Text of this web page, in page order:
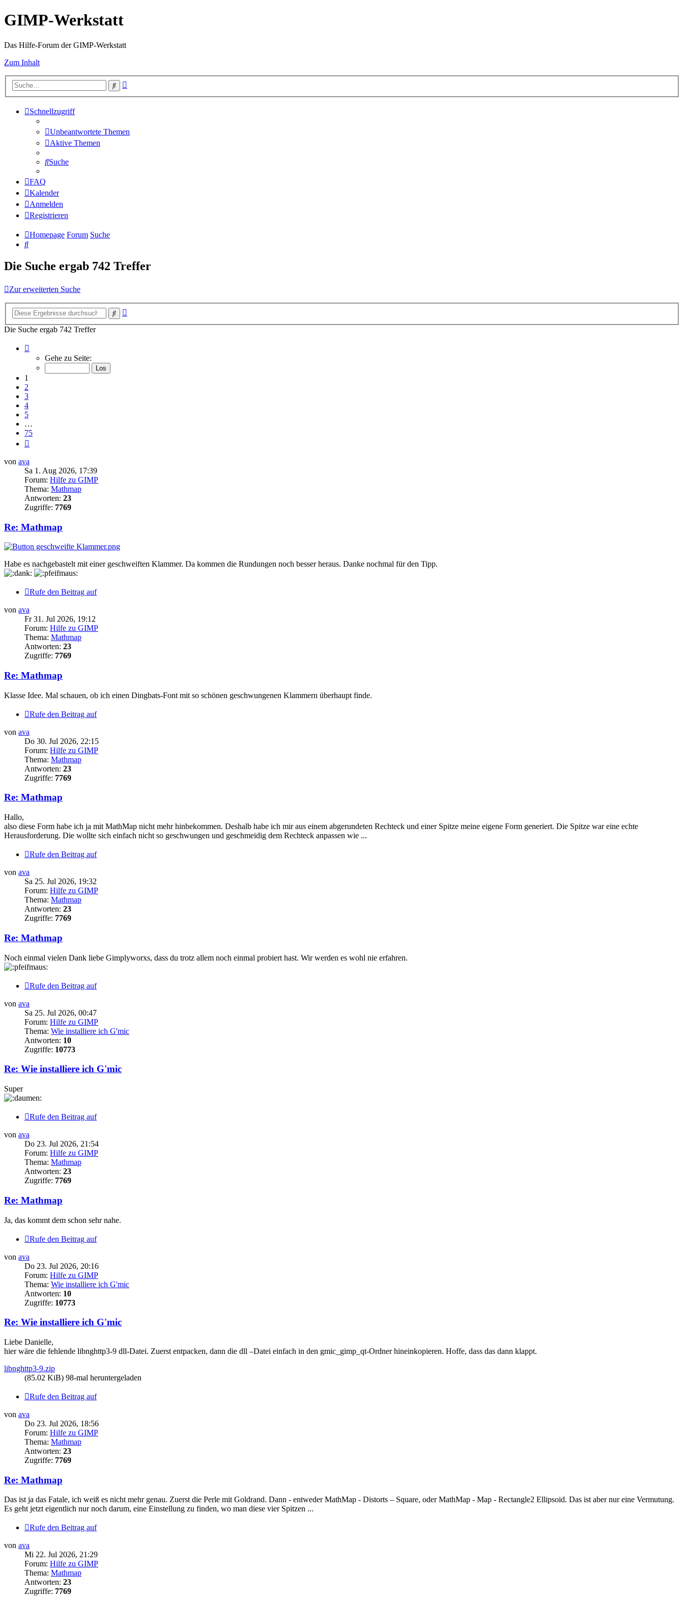
GIMP-Werkstatt
Das Hilfe-Forum der GIMP-Werkstatt
Zum Inhalt
Suche
Schnellzugriff
Unbeantwortete Themen
Aktive Themen
Suche
FAQ
Kalender
Anmelden
Registrieren
Homepage Forum Suche
Suche
Die Suche ergab 742 Treffer
Zur erweiterten Suche
Suche
Die Suche ergab 742 Treffer
von
Gehe zu Seite:
1
2
3
4
5
…
75
von ava
Sa 1. Aug 2026, 17:39
Forum: Hilfe zu GIMP
Thema: Mathmap
Antworten: 23
Zugriffe: 7769
Re: Mathmap
Habe es nachgebastelt mit einer geschweiften Klammer. Da kommen die Rundungen noch besser heraus. Danke nochmal für den Tipp.
Rufe den Beitrag auf
von ava
Fr 31. Jul 2026, 19:12
Forum: Hilfe zu GIMP
Thema: Mathmap
Antworten: 23
Zugriffe: 7769
Re: Mathmap
Klasse Idee. Mal schauen, ob ich einen Dingbats-Font mit so schönen geschwungenen Klammern überhaupt finde.
Rufe den Beitrag auf
von ava
Do 30. Jul 2026, 22:15
Forum: Hilfe zu GIMP
Thema: Mathmap
Antworten: 23
Zugriffe: 7769
Re: Mathmap
Hallo,
also diese Form habe ich ja mit MathMap nicht mehr hinbekommen. Deshalb habe ich mir aus einem abgerundeten Rechteck und einer Spitze meine eigene Form generiert. Die Spitze war eine echte
Herausforderung. Die wollte sich einfach nicht so geschwungen und geschmeidig dem Rechteck anpassen wie ...
Rufe den Beitrag auf
von ava
Sa 25. Jul 2026, 19:32
Forum: Hilfe zu GIMP
Thema: Mathmap
Antworten: 23
Zugriffe: 7769
Re: Mathmap
Noch einmal vielen Dank liebe Gimplyworxs, dass du trotz allem noch einmal probiert hast. Wir werden es wohl nie erfahren.
Rufe den Beitrag auf
von ava
Sa 25. Jul 2026, 00:47
Forum: Hilfe zu GIMP
Thema: Wie installiere ich G'mic
Antworten: 10
Zugriffe: 10773
Re: Wie installiere ich G'mic
Super
Rufe den Beitrag auf
von ava
Do 23. Jul 2026, 21:54
Forum: Hilfe zu GIMP
Thema: Mathmap
Antworten: 23
Zugriffe: 7769
Re: Mathmap
Ja, das kommt dem schon sehr nahe.
Rufe den Beitrag auf
von ava
Do 23. Jul 2026, 20:16
Forum: Hilfe zu GIMP
Thema: Wie installiere ich G'mic
Antworten: 10
Zugriffe: 10773
Re: Wie installiere ich G'mic
Liebe Danielle,
hier wäre die fehlende libnghttp3-9 dll-Datei. Zuerst entpacken, dann die dll –Datei einfach in den gmic_gimp_qt-Ordner hineinkopieren. Hoffe, dass das dann klappt.
libnghttp3-9.zip
(85.02 KiB) 98-mal heruntergeladen
Rufe den Beitrag auf
von ava
Do 23. Jul 2026, 18:56
Forum: Hilfe zu GIMP
Thema: Mathmap
Antworten: 23
Zugriffe: 7769
Re: Mathmap
Das ist ja das Fatale, ich weiß es nicht mehr genau. Zuerst die Perle mit Goldrand. Dann - entweder MathMap - Distorts – Square, oder MathMap - Map - Rectangle2 Ellipsoid. Das ist aber nur eine Vermutung.
Es geht jetzt eigentlich nur noch darum, eine Einstellung zu finden, wo man diese vier Spitzen ...
Rufe den Beitrag auf
von ava
Mi 22. Jul 2026, 21:29
Forum: Hilfe zu GIMP
Thema: Mathmap
Antworten: 23
Zugriffe: 7769